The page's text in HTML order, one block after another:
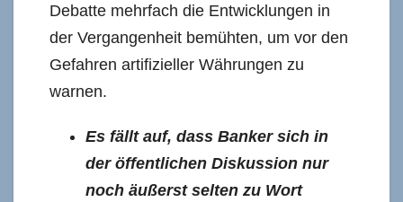
Debatte mehrfach die Entwicklungen in
der Vergangenheit bemühten, um vor den
Gefahren artifizieller Währungen zu
warnen.
Es fällt auf, dass Banker sich in
der öffentlichen Diskussion nur
noch äußerst selten zu Wort